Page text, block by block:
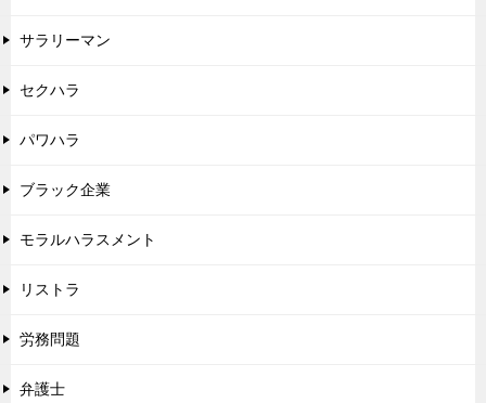
サラリーマン
セクハラ
パワハラ
ブラック企業
モラルハラスメント
リストラ
労務問題
弁護士